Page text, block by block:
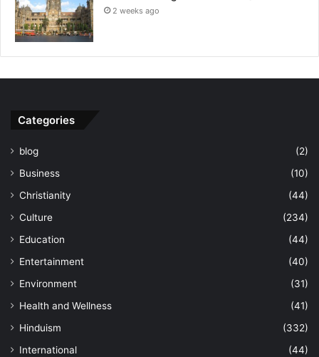
2 weeks ago
Categories
blog
(2)
Business
(10)
Christianity
(44)
Culture
(234)
Education
(44)
Entertainment
(40)
Environment
(31)
Health and Wellness
(41)
Hinduism
(332)
International
(44)